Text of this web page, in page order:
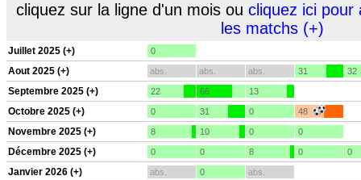
cliquez sur la ligne d'un mois ou cliquez ici pour
les matchs (+)
Juillet 2025 (+) 0
Aout 2025 (+) abs. abs. abs. 31 32
Septembre 2025 (+) 22 66 13
Octobre 2025 (+) 0 31 0 48
Novembre 2025 (+) 8 10 0 0
Décembre 2025 (+) 0 0 8 0 0
Janvier 2026 (+) abs. 0 abs.